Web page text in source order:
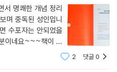
서 명쾌한 개념 정리
며 중독된 성인입니
수포자는 안되었을
이네요~~~책이 절
신간보다 더 비싸게
2 댓글0